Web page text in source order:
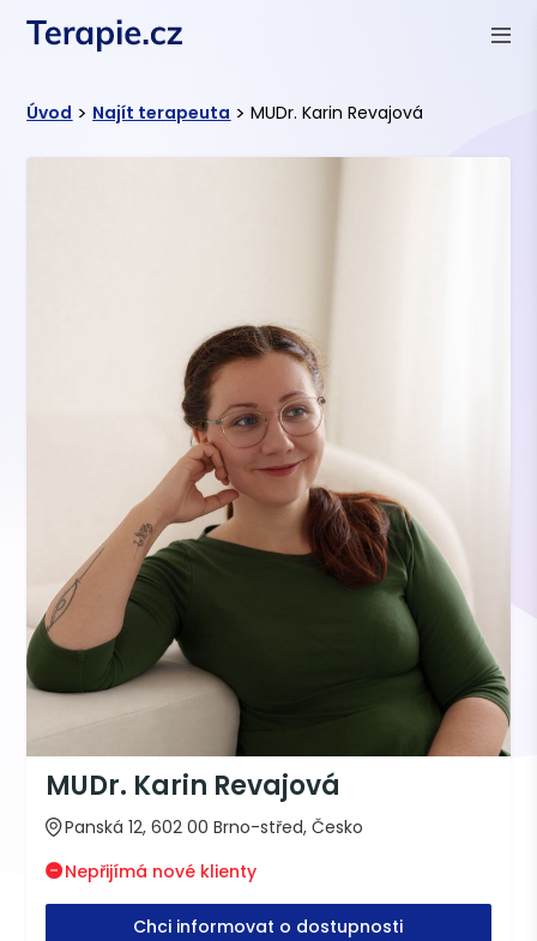
Úvod > Najít terapeuta > MUDr. Karin Revajová
MUDr. Karin Revajová
Panská 12, 602 00 Brno-střed, Česko
Nepřijímá nové klienty
Chci informovat o dostupnosti